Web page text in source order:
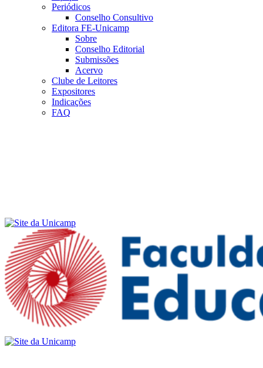
Periódicos
Conselho Consultivo
Editora FE-Unicamp
Sobre
Conselho Editorial
Submissões
Acervo
Clube de Leitores
Expositores
Indicações
FAQ